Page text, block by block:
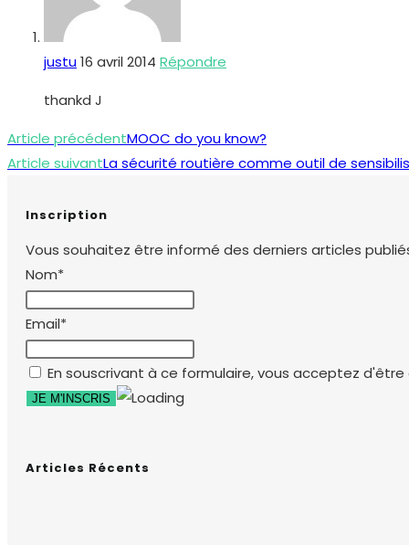
justu16 avril 2014 Répondre
thankd J
Read
more
Article précédentMOOC do you know?
Article suivantLa sécurité routière comme outil de
Inscription
Vous souhaitez être informé des derniers articles
Nom*
Email*
En souscrivant à ce formulaire, vous acceptez
Articles Récents